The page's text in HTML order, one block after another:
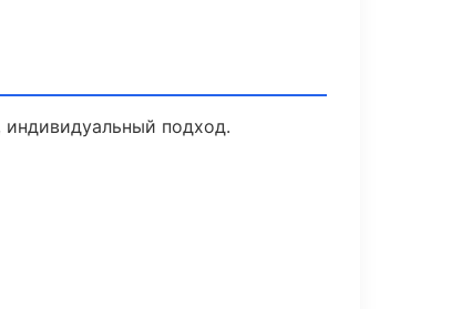
индивидуальный подход.